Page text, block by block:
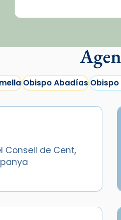
Obispo AbadíasObispo
Consell de Cent,